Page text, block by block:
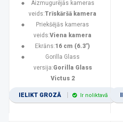
Aizmugurējās kameras
veids:Trīskāršā kamera
Priekšējās kameras
veids:Viena kamera
Ekrāns:16 cm (6.3")
Gorilla Glass
versija:Gorilla Glass
Victus 2
IELIKT GROZĀ Ir noliktavā